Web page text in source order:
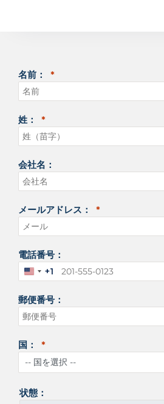
名前：
姓：
会社名：
メールアドレス：
電話番号：
ア
リ
カ
合
国
+
1
+1
郵便番号：
国：
状態：